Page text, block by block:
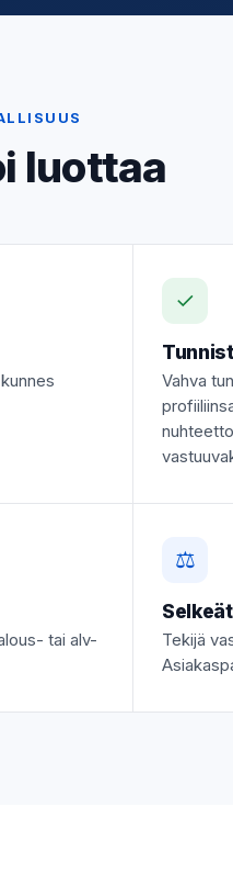
luottaa
✓
Vahva
tai alv-
⚖️
Tekijä